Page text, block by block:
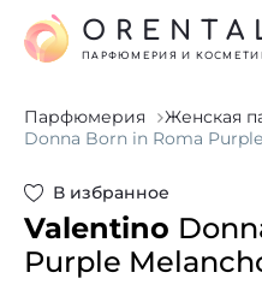
ПАРФЮМЕРИЯ И
Парфюмерия Женская
Donna Born in Roma
В избранное
Valentino
Purple